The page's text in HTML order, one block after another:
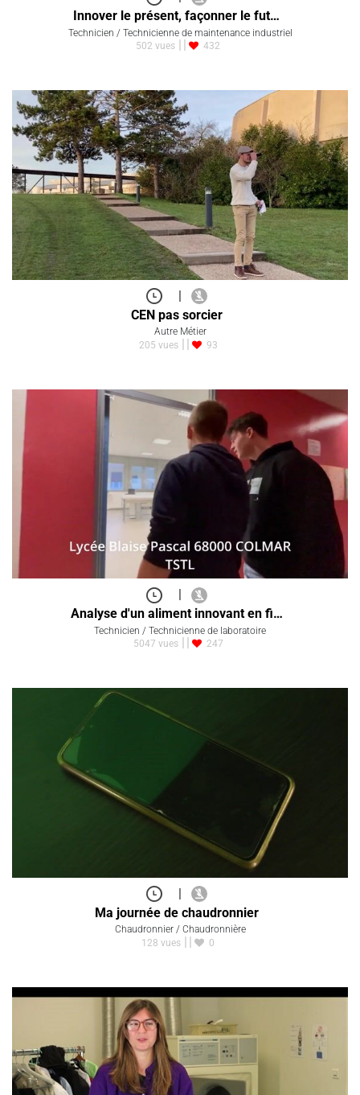
Innover le présent, façonner le fut…
Technicien / Technicienne de maintenance industriel
502 vues
432
|
CEN pas sorcier
Autre Métier
205 vues
93
|
Analyse d'un aliment innovant en fi…
Technicien / Technicienne de laboratoire
5047 vues
247
|
Ma journée de chaudronnier
Chaudronnier / Chaudronnière
128 vues
0